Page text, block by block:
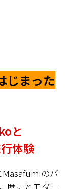
じまった
と
体験
のバ